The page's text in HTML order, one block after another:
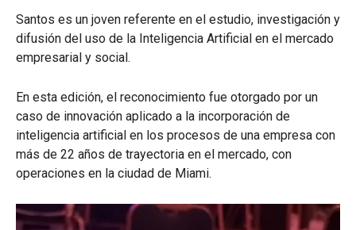
Santos es un joven referente en el estudio, investigación y
difusión del uso de la Inteligencia Artificial en el mercado
empresarial y social.
En esta edición, el reconocimiento fue otorgado por un
caso de innovación aplicado a la incorporación de
inteligencia artificial en los procesos de una empresa con
más de 22 años de trayectoria en el mercado, con
operaciones en la ciudad de Miami.